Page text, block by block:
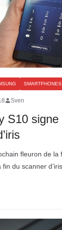
SMARTPHONES
Sven
S10 signe
fleuron de
du scanner